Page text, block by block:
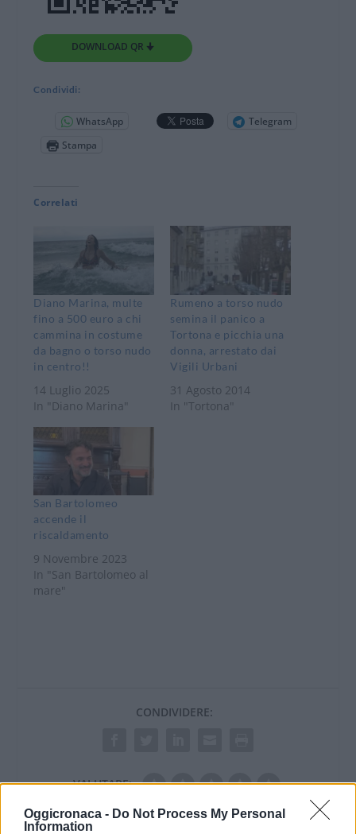
Oggicronaca - Do Not Process My Personal
Information
DOWNLOAD QR 🠋
Condividi:
WhatsApp
Telegram
Stampa
Correlati
Diano Marina, multe
fino a 500 euro a chi
cammina in costume
da bagno o torso nudo
in centro!!
14 Luglio 2025
In "Diano Marina"
Rumeno a torso nudo
semina il panico a
Tortona e picchia una
donna, arrestato dai
Vigili Urbani
31 Agosto 2014
In "Tortona"
San Bartolomeo
accende il
riscaldamento
9 Novembre 2023
In "San Bartolomeo al
mare"
CONDIVIDERE:
VALUTARE: